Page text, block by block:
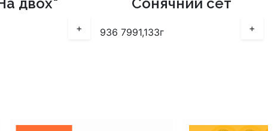
двох"
+
Сонячний сет
936 7991,133г +